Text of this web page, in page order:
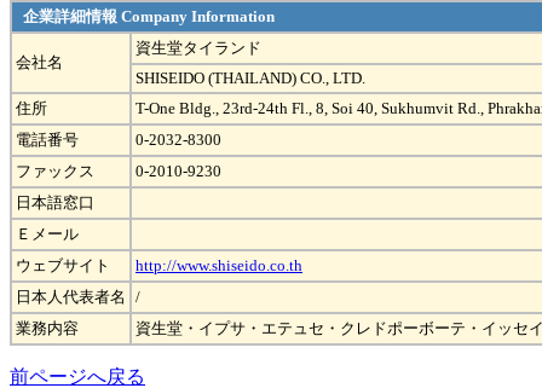
企業詳細情報 Company Information
会社名
資生堂タイランド
SHISEIDO (THAILAND) CO., LTD.
住所
T-One Bldg., 23rd-24th Fl., 8, Soi 40, Sukhumvit Rd.,
電話番号
0-2032-8300
ファックス
0-2010-9230
日本語窓口
Ｅメール
ウェブサイト
http://www.shiseido.co.th
日本人代表者名
/
業務内容
資生堂・イプサ・エテュセ・クレドポーボーテ・イッセ
前ページへ戻る